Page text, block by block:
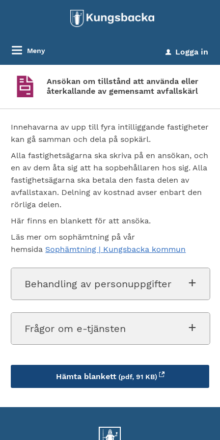
Meny u Logga in
Ansökan om tillstånd att använda eller
återkallande av gemensamt avfallskärl
Innehavarna av upp till fyra intilliggande fastigheter
kan gå samman och dela på sopkärl.
Alla fastighetsägarna ska skriva på en ansökan, och
en av dem åta sig att ha sopbehållaren hos sig. Alla
fastighetsägarna ska betala den fasta delen av
avfallstaxan. Delning av kostnad avser enbart den
rörliga delen.
Här finns en blankett för att ansöka.
Läs mer om sophämtning på vår
hemsida Sophämtning | Kungsbacka kommun
Behandling av personuppgifter
Frågor om e-tjänsten
Hämta blankett(pdf, 91 KB)